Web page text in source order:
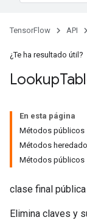
TensorFlow API
¿Te ha resultado útil?
Lookup
En esta página
Métodos públicos
Métodos
Métodos públicos
clase final pública
Elimina claves y